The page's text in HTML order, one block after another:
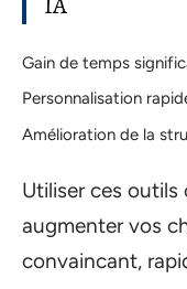
Gain de temps
Personnalisation
Amélioration de la
Utiliser ces
augmenter vos
convaincant,